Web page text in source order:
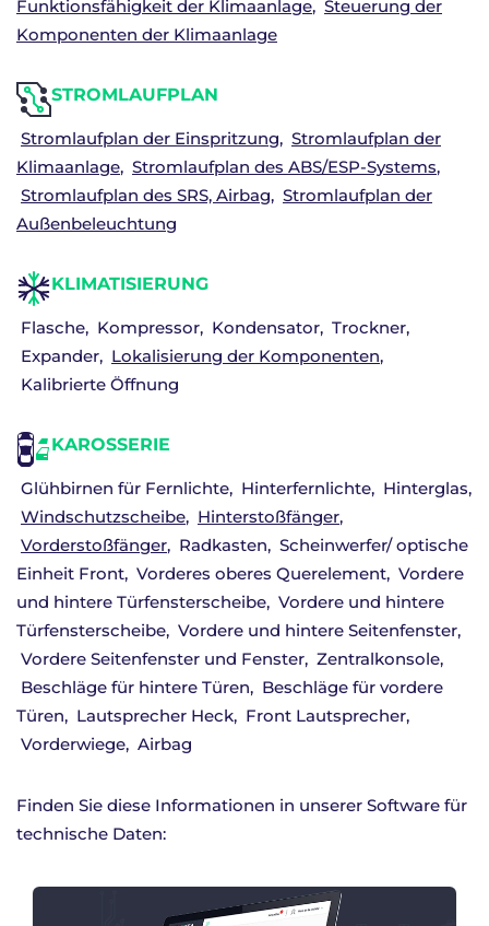
Funktionsfähigkeit der Klimaanlage Steuerung der
Komponenten der Klimaanlage
STROMLAUFPLAN
Stromlaufplan der Einspritzung
Stromlaufplan der
Klimaanlage Stromlaufplan des ABS/ESP-Systems
Stromlaufplan des SRS, Airbag
Stromlaufplan der
Außenbeleuchtung
KLIMATISIERUNG
Flasche Kompressor Kondensator Trockner
Expander
Lokalisierung der Komponenten
Kalibrierte Öffnung
KAROSSERIE
Glühbirnen für Fernlichte Hinterfernlichte
Hinterglas
Windschutzscheibe
Hinterstoßfänger
Vorderstoßfänger
Radkasten
Scheinwerfer/ optische
Einheit Front Vorderes oberes Querelement Vordere
und hintere Türfensterscheibe Vordere und hintere
Türfensterscheibe Vordere und hintere Seitenfenster
Vordere Seitenfenster und Fenster Zentralkonsole
Beschläge für hintere Türen
Beschläge für vordere
Türen
Lautsprecher Heck
Front Lautsprecher
Vorderwiege Airbag
Finden Sie diese Informationen in unserer Software für
technische Daten: